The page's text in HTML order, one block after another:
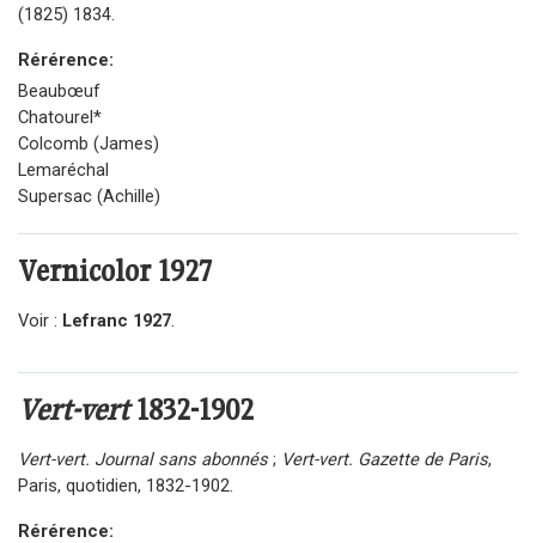
(1825) 1834.
Rérérence:
Beaubœuf
Chatourel*
Colcomb (James)
Lemaréchal
Supersac (Achille)
Vernicolor1927
Voir : Lefranc 1927
Vert-vert1832-1902
Vert-vert. Journal sans abonnés ; Vert-vert. Gazette de Paris,
Paris, quotidien, 1832-1902.
Rérérence: